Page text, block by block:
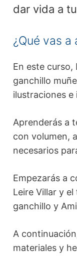
dar vida a
¿Qué vas a
En este curso,
ganchillo
ilustraciones e
Aprenderás a
con volumen,
necesarios
Empezarás a
Leire Villar y
ganchillo y
A
materiales y